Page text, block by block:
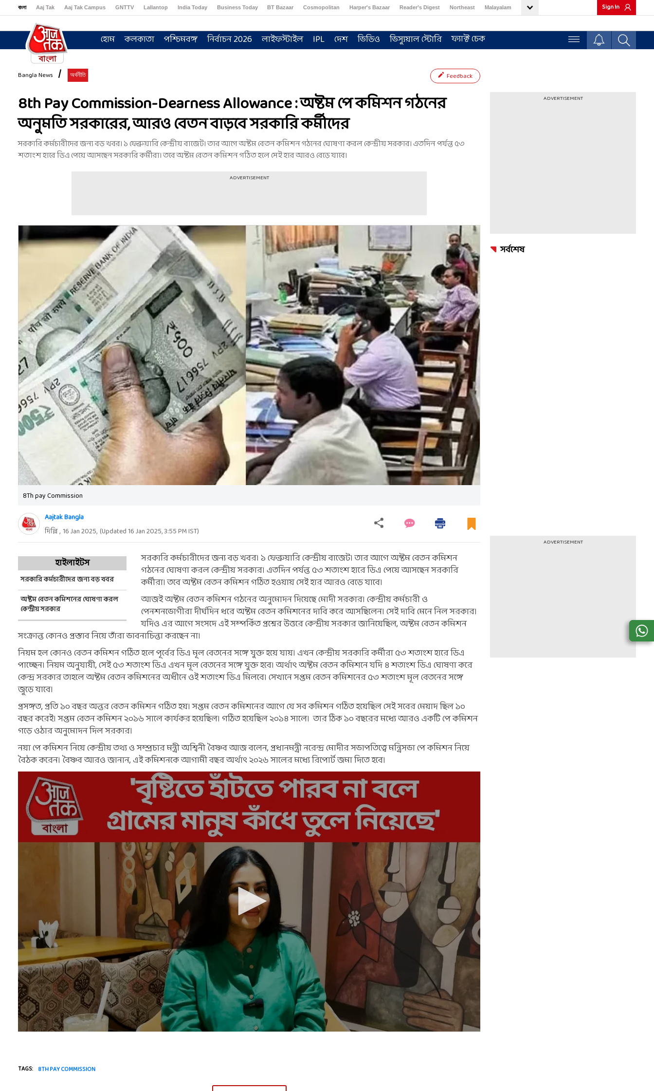
বাংলা Aaj Tak Aaj Tak Campus GNTTV Lallantop India Today Business Today BT Bazaar Cosmopolitan Harper's Bazaar Reader’s Digest Northeast Malayalam Sign In
হোম কলকাতা পশ্চিমবঙ্গ নির্বাচন 2026 লাইফস্টাইল IPL দেশ ভিডিও ভিস্যুয়াল স্টোরি ফ্যাক্ট চেক
Bangla News অর্থনীতি Feedback
8th Pay Commission-Dearness Allowance : অষ্টম পে কমিশন গঠনের
অনুমতি সরকারের, আরও বেতন বাড়বে সরকারি কর্মীদের
সরকারি কর্মচারীদের জন্য বড় খবর। ১ ফেব্রুয়ারি কেন্দ্রীয় বাজেট। তার আগে অষ্টম বেতন কমিশন গঠনের ঘোষণা করল কেন্দ্রীয় সরকার। এতদিন পর্যন্ত ৫৩
শতাংশ হারে ডিএ পেয়ে আসছেন সরকারি কর্মীরা। তবে অষ্টম বেতন কমিশন গঠিত হলে সেই হার আরও বেড়ে যাবে।
ADVERTISEMENT
8Th pay Commission
Aajtak Bangla
দিল্লি , 16 Jan 2025, (Updated16 Jan 2025, 3:55 PMIST)
হাইলাইটস
সরকারি কর্মচারীদের জন্য বড় খবর
অষ্টম বেতন কমিশনের ঘোষণা করল
কেন্দ্রীয় সরকার
সরকারি কর্মচারীদের জন্য বড় খবর। ১ ফেব্রুয়ারি কেন্দ্রীয় বাজেট। তার আগে অষ্টম বেতন কমিশন
গঠনের ঘোষণা করল কেন্দ্রীয় সরকার। এতদিন পর্যন্ত ৫৩ শতাংশ হারে ডিএ পেয়ে আসছেন সরকারি
কর্মীরা। তবে অষ্টম বেতন কমিশন গঠিত হওয়ায় সেই হার আরও বেড়ে যাবে।
আজই অষ্টম বেতন কমিশন গঠনের অনুমোদন দিয়েছে মোদী সরকার। কেন্দ্রীয় কর্মচারী ও
পেনশনভোগীরা দীর্ঘদিন ধরে অষ্টম বেতন কমিশনের দাবি করে আসছিলেন। সেই দাবি মেনে নিল সরকার।
যদিও এর আগে সংসদে এই সম্পর্কিত প্রশ্নের উত্তরে কেন্দ্রীয় সরকার জানিয়েছিল, অষ্টম বেতন কমিশন
সংক্রান্ত কোনও প্রস্তাব নিয়ে তাঁরা ভাবনাচিন্তা করছেন না।
নিয়ম হল কোনও বেতন কমিশন গঠিত হলে পূর্বের ডিএ মূল বেতনের সঙ্গে যুক্ত হয়ে যায়। এখন কেন্দ্রীয় সরকারি কর্মীরা ৫৩ শতাংশ হারে ডিএ
পাচ্ছেন। নিয়ম অনুযায়ী, সেই ৫৩ শতাংশ ডিএ এখন মূল বেতনের সঙ্গে যুক্ত হবে। অর্থাৎ অষ্টম বেতন কমিশনে যদি ৪ শতাংশ ডিএ ঘোষণা করে
কেন্দ্র সরকার তাহলে অষ্টম বেতন কমিশনের অধীনে ওই শতাংশ ডিএ মিলবে। সেখানে সপ্তম বেতন কমিশনের ৫৩ শতাংশ মূল বেতনের সঙ্গে
জুড়ে যাবে।
প্রসঙ্গত, প্রতি ১০ বছর অন্তর বেতন কমিশন গঠিত হয়। সপ্তম বেতন কমিশনের আগে যে সব কমিশন গঠিত হয়েছিল সেই সবের মেয়াদ ছিল ১০
বছর করেই। সপ্তম বেতন কমিশন ২০১৬ সালে কার্যকর হয়েছিল। গঠিত হয়েছিল ২০১৪ সালে। তার ঠিক ১০ বছরের মধ্যে আরও একটি পে কমিশন
গড়ে ওঠার অনুমোদন দিল সরকার।
নয়া পে কমিশন নিয়ে কেন্দ্রীয় তথ্য ও সম্প্রচার মন্ত্রী অশ্বিনী বৈষ্ণব আজ বলেন, প্রধানমন্ত্রী নরেন্দ্র মোদীর সভাপতিত্বে মন্ত্রিসভা পে কমিশন নিয়ে
বৈঠক করেন। বৈষ্ণব আরও জানান, এই কমিশনকে আগামী বছর অর্থাৎ ২০২৬ সালের মধ্যে রিপোর্ট জমা দিতে হবে।
TAGS: 8TH PAY COMMISSION
ADVERTISEMENT
সর্বশেষ
ADVERTISEMENT